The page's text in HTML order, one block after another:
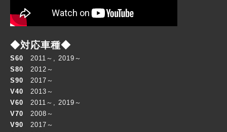
◆対応車種◆
S60 2011～, 2019～
S80 2012～
S90 2017～
V40 2013～
V60 2011～, 2019～
V70 2008～
V90 2017～